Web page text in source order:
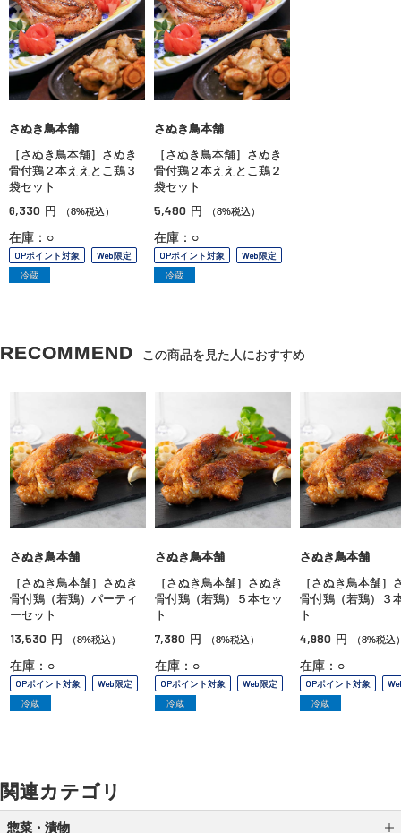
さぬき鳥本舗
［さぬき鳥本舗］さぬき
骨付鶏２本ええとこ鶏３
袋セット
6,330 円 （8%税込）
在庫：○
OPポイント対象
Web限定
冷蔵
さぬき鳥本舗
［さぬき鳥本舗］さぬき
骨付鶏２本ええとこ鶏２
袋セット
5,480 円 （8%税込）
在庫：○
OPポイント対象
Web限定
冷蔵
RECOMMEND この商品を見た人におすすめ
さぬき鳥本舗
［さぬき鳥本舗］さぬき
骨付鶏（若鶏）パーティ
ーセット
13,530 円 （8%税込）
在庫：○
OPポイント対象
Web限定
冷蔵
さぬき鳥本舗
［さぬき鳥本舗］さぬき
骨付鶏（若鶏）５本セッ
ト
7,380 円 （8%税込）
在庫：○
OPポイント対象
Web限定
冷蔵
さぬき鳥本舗
［さぬき鳥本舗］
骨付鶏（若鶏）３
ト
4,980 円 （8%税込
在庫：○
OPポイント対象
冷蔵
関連カテゴリ
惣菜・漬物